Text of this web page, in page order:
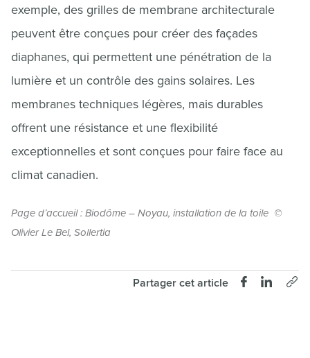
exemple, des grilles de membrane architecturale
peuvent être conçues pour créer des façades
diaphanes, qui permettent une pénétration de la
lumière et un contrôle des gains solaires. Les
membranes techniques légères, mais durables
offrent une résistance et une flexibilité
exceptionnelles et sont conçues pour faire face au
climat canadien.
Page d’accueil : Biodôme – Noyau, installation de la toile ©
Olivier Le Bel, Sollertia
Partager cet article